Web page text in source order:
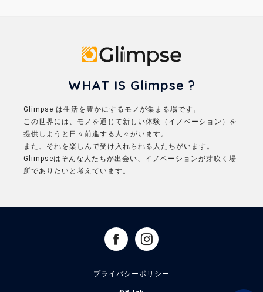
WHAT IS Glimpse ?
Glimpse は生活を豊かにするモノが集まる場です。
この世界には、モノを通じて新しい体験（イノベーション）を
提供しようと日々前進する人々がいます。
また、それを楽しんで受け入れられる人たちがいます。
Glimpseはそんな人たちが出会い、イノベーションが芽吹く場
所でありたいと考えています。
プライバシーポリシー